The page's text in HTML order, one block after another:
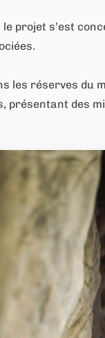
projet s’est
les réserves du
présentant des